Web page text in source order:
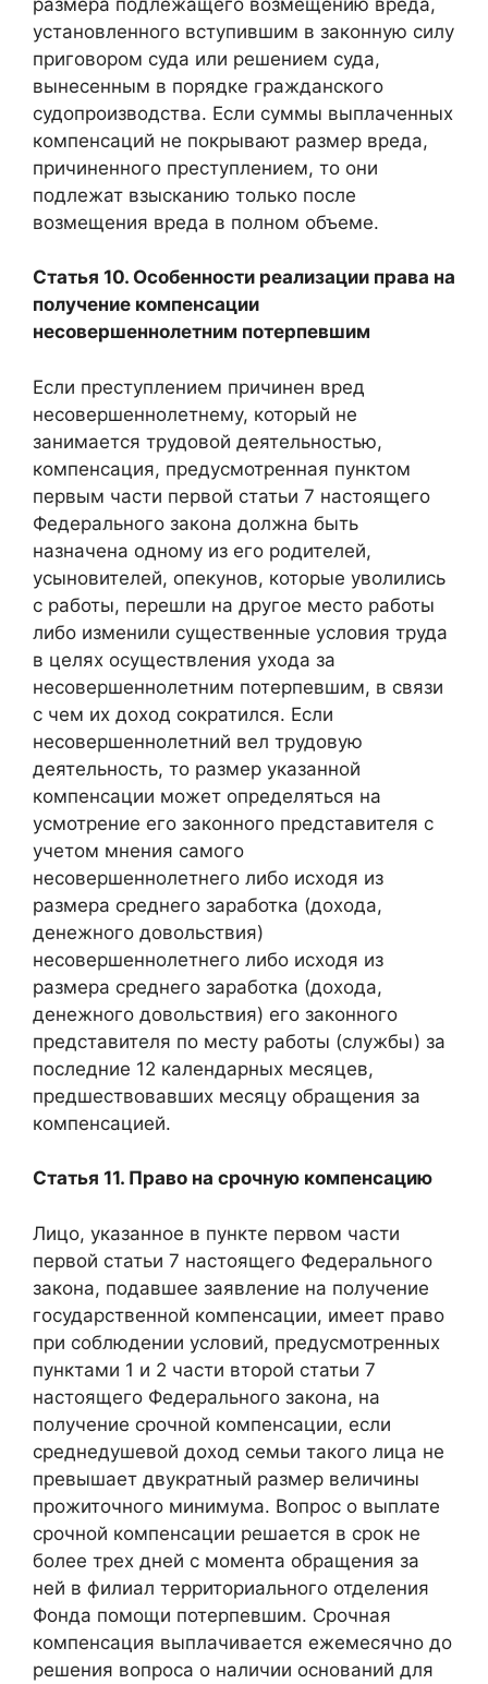
установленного вступившим в законную силу
приговором суда или решением суда,
вынесенным в порядке гражданского
судопроизводства. Если суммы выплаченных
компенсаций не покрывают размер вреда,
причиненного преступлением, то они
подлежат взысканию только после
возмещения вреда в полном объеме.
Статья 10. Особенности реализации права на
получение компенсации
несовершеннолетним потерпевшим
Если преступлением причинен вред
несовершеннолетнему, который не
занимается трудовой деятельностью,
компенсация, предусмотренная пунктом
первым части первой статьи 7 настоящего
Федерального закона должна быть
назначена одному из его родителей,
усыновителей, опекунов, которые уволились
с работы, перешли на другое место работы
либо изменили существенные условия труда
в целях осуществления ухода за
несовершеннолетним потерпевшим, в связи
с чем их доход сократился. Если
несовершеннолетний вел трудовую
деятельность, то размер указанной
компенсации может определяться на
усмотрение его законного представителя с
учетом мнения самого
несовершеннолетнего либо исходя из
размера среднего заработка (дохода,
денежного довольствия)
несовершеннолетнего либо исходя из
размера среднего заработка (дохода,
денежного довольствия) его законного
представителя по месту работы (службы) за
последние 12 календарных месяцев,
предшествовавших месяцу обращения за
компенсацией.
Статья 11. Право на срочную компенсацию
Лицо, указанное в пункте первом части
первой статьи 7 настоящего Федерального
закона, подавшее заявление на получение
государственной компенсации, имеет право
при соблюдении условий, предусмотренных
пунктами 1 и 2 части второй статьи 7
настоящего Федерального закона, на
получение срочной компенсации, если
среднедушевой доход семьи такого лица не
превышает двукратный размер величины
прожиточного минимума. Вопрос о выплате
срочной компенсации решается в срок не
более трех дней с момента обращения за
ней в филиал территориального отделения
Фонда помощи потерпевшим. Срочная
компенсация выплачивается ежемесячно до
решения вопроса о наличии оснований для